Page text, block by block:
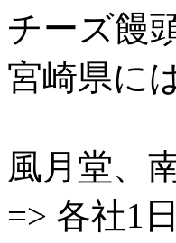
チーズ饅
宮崎県に
風月堂、
=> 各社1